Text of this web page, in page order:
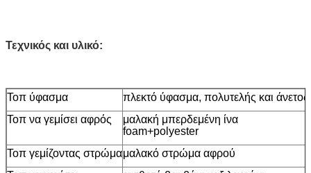
Τεχνικός και υλικό:
Τοπ ύφασμα
πλεκτό ύφασμα, πολυτελής και άνετος
Τοπ να γεμίσει αφρός
μαλακή μπερδεμένη ίνα
foam+polyester
Τοπ γεμίζοντας στρώμαμαλακό στρώμα αφρού